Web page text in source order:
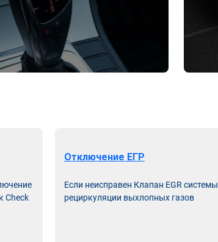
Check
Отключение ЕГР
Если неисправен Клапан EGR системы
рециркуляции выхлопных газов